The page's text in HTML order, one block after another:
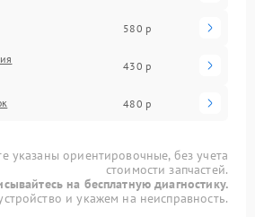
580 р
430 р
480 р
указаны ориентировочные, без учета
стоимости запчастей.
на бесплатную диагностику.
и укажем на неисправность.